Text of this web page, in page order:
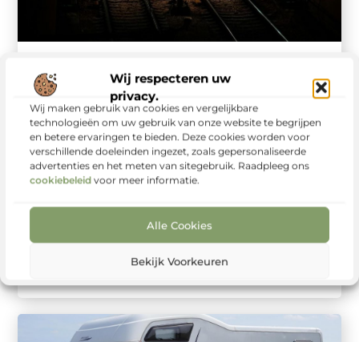
Wij respecteren uw
privacy.
Wij maken gebruik van cookies en vergelijkbare
technologieën om uw gebruik van onze website te begrijpen
en betere ervaringen te bieden. Deze cookies worden voor
verschillende doeleinden ingezet, zoals gepersonaliseerde
advertenties en het meten van sitegebruik. Raadpleeg ons
cookiebeleid voor meer informatie.
Alle Cookies
Bekijk Voorkeuren
Waarom slimme
spoorwegverlichting
essentieel is voor
moderne infrastructuur
In een tijd waarin mobiliteit steeds intensiever wordt
gebruikt, speelt verlichting een grotere rol dan vaak wordt